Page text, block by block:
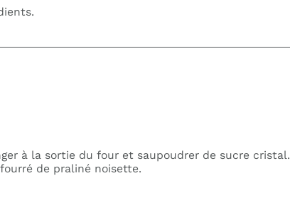
à la sortie du four et saupoudrer de sucre cristal.
de praliné noisette.